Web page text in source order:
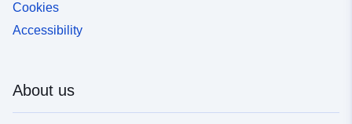
Cookies
Accessibility
About us